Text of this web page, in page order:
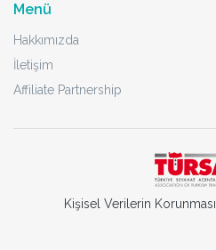
Menü
Hakkımızda
İletişim
Affiliate Partnership
Kişisel Verilerin Korunması